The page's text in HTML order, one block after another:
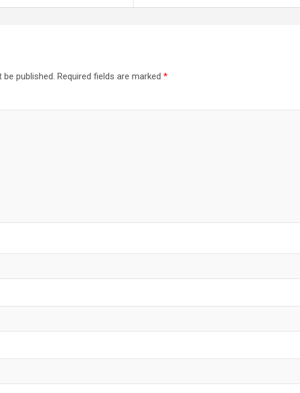
published. Required fields are marked *